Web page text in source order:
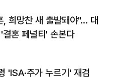
희망찬 새 출발돼야"… 대
'결혼 페널티' 손본다
'ISA·주가 누르기' 재검